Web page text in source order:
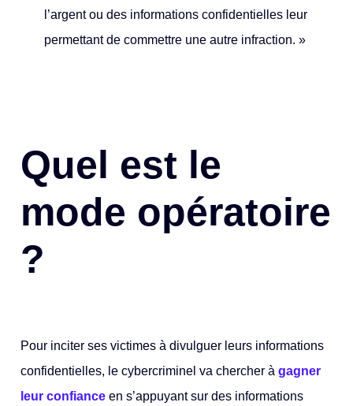
l’argent ou des informations confidentielles leur
permettant de commettre une autre infraction. »
Quel est le
mode opératoire
?
Pour inciter ses victimes à divulguer leurs informations
confidentielles, le cybercriminel va chercher àgagner
leur confiance en s’appuyant sur des informations